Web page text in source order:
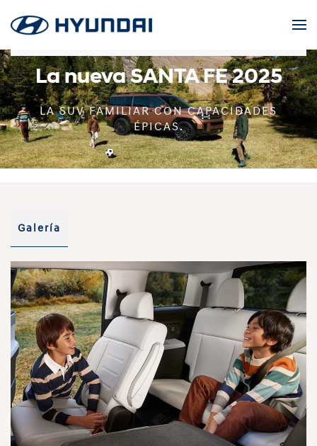
Skip to main content
La nueva SANTA FE 2025
LA SUV FAMILIAR CON CAPACIDADES
ÉPICAS.
Galería
AGRANDAR